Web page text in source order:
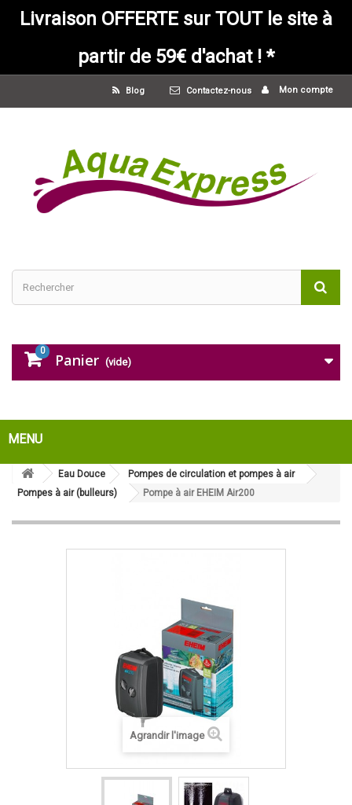
Livraison OFFERTE sur TOUT le site à
partir de 59€ d'achat ! *
Mon compte
Contactez-nous
Blog
Panier
0
(vide)
MENU
Eau Douce
Pompes de circulation et pompes à air
Pompes à air (bulleurs)
Pompe à air EHEIM Air200
Agrandir l'image